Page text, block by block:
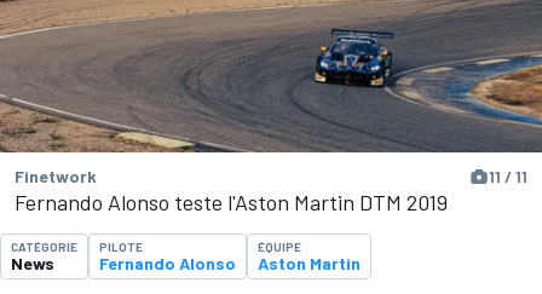
Finetwork 11 / 11
Fernando Alonso teste l'Aston Martin DTM 2019
CATÉGORIE
News
PILOTE
Fernando Alonso
ÉQUIPE
Aston Martin